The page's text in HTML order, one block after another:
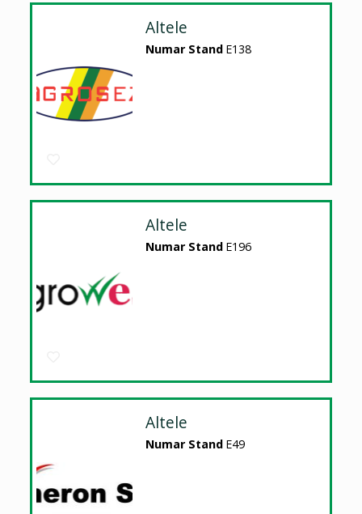
Altele
Numar Stand E138
Altele
Numar Stand E196
Altele
Numar Stand E49